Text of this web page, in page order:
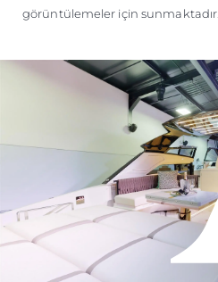
görüntülemeler için sunmaktadır.